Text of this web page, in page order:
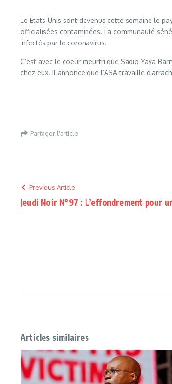
Le Etats-Unis sont devenus cette semaine le
officialisées contaminées. La communauté
infectés par le coronavirus.
C’est avec le coeur meurtri que Sadio Yaya
chez eux. Il annonce que l’ASA travaille
Partager l'article
Previous Article
Jeudi Noir N°97 : L’effondrement pour
Articles similaires